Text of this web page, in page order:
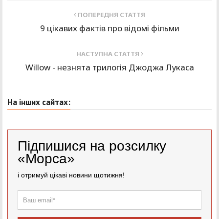
ПОПЕРЕДНЯ СТАТТЯ
9 цікавих фактів про відомі фільми
НАСТУПНА СТАТТЯ
Willow - незнята трилогія Джоджа Лукаса
На інших сайтах:
Підпишися на розсилку
«Морса»
і отримуй цікаві новини щотижня!